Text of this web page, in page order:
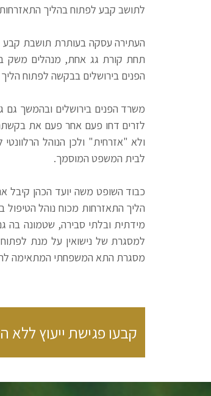
לתושב קבע לפתוח בהליך התאזרחות
העתירה עסקה בעותרת תושבת קבע
הפנים בירושלים בבקשה לפתוח
משרד הפנים בירושלים ובהמשך גם
לזרים דחו פעם אחר פעם את
ולא "אזרחית" ולכן הנוהל
לבית המשפט המוסמך.
כבוד השופט משה יועד הכהן קיבל
הליך התאזרחות מכוח נוהל
מידתית ובלתי סבירה, שטמונה בה
למסגרת של נישואין על מנת
מסגרת התא המשפחתי המתאימה
קבעו פגישת ייעוץ ללא